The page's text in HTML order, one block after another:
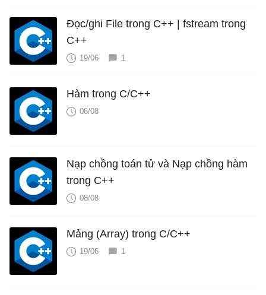
Đọc/ghi File trong C++ | fstream trong
C++
19/06 1
Hàm trong C/C++
06/08
Nạp chồng toán tử và Nạp chồng hàm
trong C++
08/08
Mảng (Array) trong C/C++
19/06 1